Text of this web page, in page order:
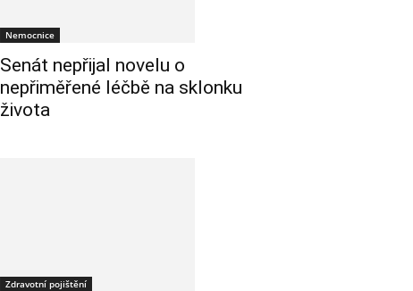
Nemocnice
Senát nepřijal novelu o
nepřiměřené léčbě na sklonku
života
Zdravotní pojištění